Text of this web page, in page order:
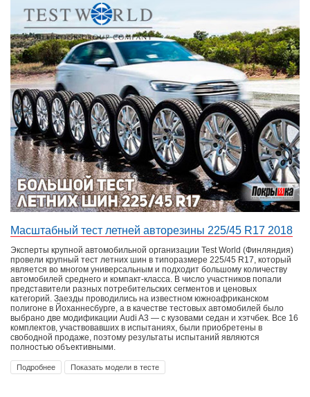
Масштабный тест летней авторезины 225/45 R17 2018
Эксперты крупной автомобильной организации Test World (Финляндия)
провели крупный тест летних шин в типоразмере 225/45 R17, который
является во многом универсальным и подходит большому количеству
автомобилей среднего и компакт-класса. В число участников попали
представители разных потребительских сегментов и ценовых
категорий. Заезды проводились на известном южноафриканском
полигоне в Йоханнесбурге, а в качестве тестовых автомобилей было
выбрано две модификации Audi A3 — с кузовами седан и хэтчбек. Все 16
комплектов, участвовавших в испытаниях, были приобретены в
свободной продаже, поэтому результаты испытаний являются
полностью объективными.
Подробнее Показать модели в тесте